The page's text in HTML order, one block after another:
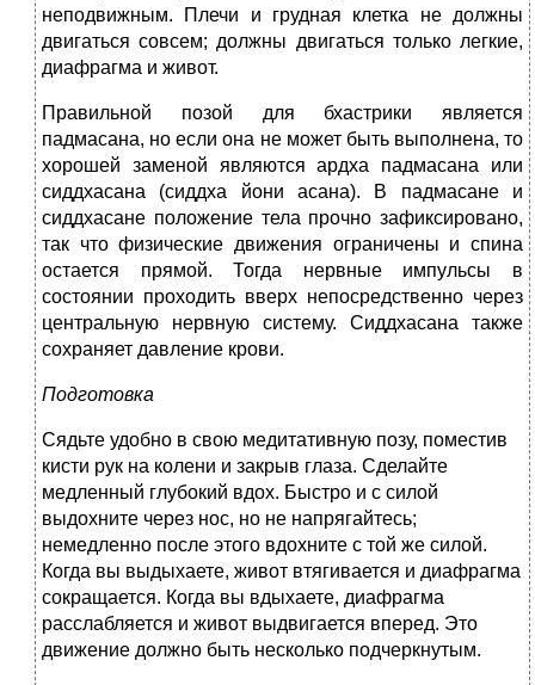
неподвижным. Плечи и грудная клетка не должны
двигаться совсем; должны двигаться только легкие,
диафрагма и живот.
Правильной позой для бхастрики является
падмасана, но если она не может быть выполнена, то
хорошей заменой являются ардха падмасана или
сиддхасана (сиддха йони асана). В падмасане и
сиддхасане положение тела прочно зафиксировано,
так что физические движения ограничены и спина
остается прямой. Тогда нервные импульсы в
состоянии проходить вверх непосредственно через
центральную нервную систему. Сиддхасана также
сохраняет давление крови.
Подготовка
Сядьте удобно в свою медитативную позу, поместив
кисти рук на колени и закрыв глаза. Сделайте
медленный глубокий вдох. Быстро и с силой
выдохните через нос, но не напрягайтесь;
немедленно после этого вдохните с той же силой.
Когда вы выдыхаете, живот втягивается и диафрагма
сокращается. Когда вы вдыхаете, диафрагма
расслабляется и живот выдвигается вперед. Это
движение должно быть несколько подчеркнутым.